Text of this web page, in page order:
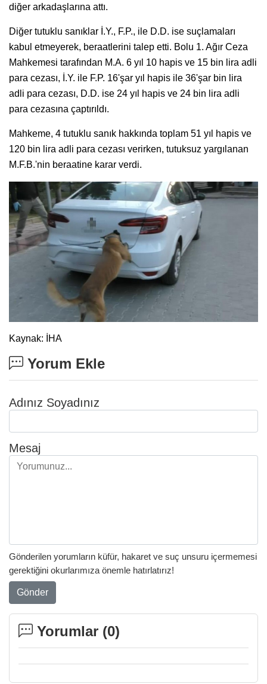
diğer arkadaşlarına attı.
Diğer tutuklu sanıklar İ.Y., F.P., ile D.D. ise suçlamaları
kabul etmeyerek, beraatlerini talep etti. Bolu 1. Ağır Ceza
Mahkemesi tarafından M.A. 6 yıl 10 hapis ve 15 bin lira adli
para cezası, İ.Y. ile F.P. 16'şar yıl hapis ile 36'şar bin lira
adli para cezası, D.D. ise 24 yıl hapis ve 24 bin lira adli
para cezasına çaptırıldı.
Mahkeme, 4 tutuklu sanık hakkında toplam 51 yıl hapis ve
120 bin lira adli para cezası verirken, tutuksuz yargılanan
M.F.B.'nin beraatine karar verdi.
Kaynak: İHA
Yorum Ekle
Adınız Soyadınız
Mesaj
Gönderilen yorumların küfür, hakaret ve suç unsuru içermemesi
gerektiğini okurlarımıza önemle hatırlatırız!
Gönder
Yorumlar (0)